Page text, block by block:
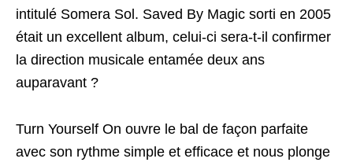
intitulé Somera Sol. Saved By Magic sorti en 2005
était un excellent album, celui-ci sera-t-il confirmer
la direction musicale entamée deux ans
auparavant ?
Turn Yourself On ouvre le bal de façon parfaite
avec son rythme simple et efficace et nous plonge